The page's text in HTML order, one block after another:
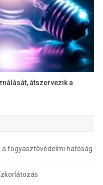
átszervezik a
fogyasztóvédelmi hatóság